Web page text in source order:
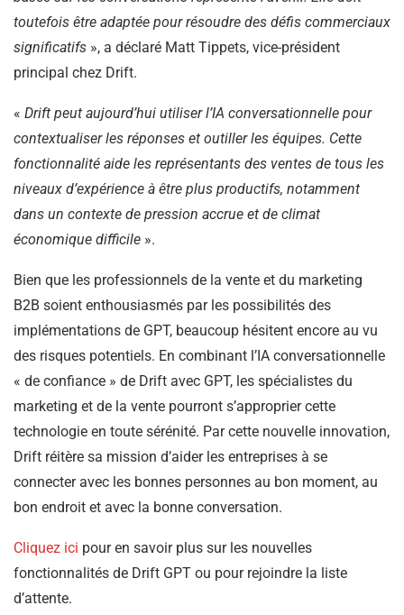
toutefois être adaptée pour résoudre des défis commerciaux
significatifs », a déclaré Matt Tippets, vice-président
principal chez Drift.
« Drift peut aujourd’hui utiliser l’IA conversationnelle pour
contextualiser les réponses et outiller les équipes. Cette
fonctionnalité aide les représentants des ventes de tous les
niveaux d’expérience à être plus productifs, notamment
dans un contexte de pression accrue et de climat
économique difficile ».
Bien que les professionnels de la vente et du marketing
B2B soient enthousiasmés par les possibilités des
implémentations de GPT, beaucoup hésitent encore au vu
des risques potentiels. En combinant l’IA conversationnelle
« de confiance » de Drift avec GPT, les spécialistes du
marketing et de la vente pourront s’approprier cette
technologie en toute sérénité. Par cette nouvelle innovation,
Drift réitère sa mission d’aider les entreprises à se
connecter avec les bonnes personnes au bon moment, au
bon endroit et avec la bonne conversation.
Cliquez ici pour en savoir plus sur les nouvelles
fonctionnalités de Drift GPT ou pour rejoindre la liste
d’attente.